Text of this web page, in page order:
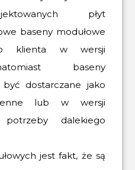
płyt
baseny modułowe
klienta w wersji
baseny
dostarczane jako
lub w wersji
dalekiego
jest fakt, że są